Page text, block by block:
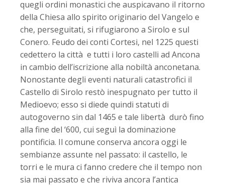
quegli ordini monastici che auspicavano il ritorno
della Chiesa allo spirito originario del Vangelo e
che, perseguitati, si rifugiarono a Sirolo e sul
Conero. Feudo dei conti Cortesi, nel 1225 questi
cedettero la città e tutti i loro castelli ad Ancona
in cambio dell’iscrizione alla nobiltà anconetana.
Nonostante degli eventi naturali catastrofici il
Castello di Sirolo restò inespugnato per tutto il
Medioevo; esso si diede quindi statuti di
autogoverno sin dal 1465 e tale libertà durò fino
alla fine del ‘600, cui seguì la dominazione
pontificia. Il comune conserva ancora oggi le
sembianze assunte nel passato: il castello, le
torri e le mura ci fanno credere che il tempo non
sia mai passato e che riviva ancora l’antica